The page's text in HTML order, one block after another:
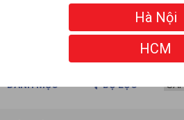
DANH MỤC BỘ LỌC
Hà Nội
HCM